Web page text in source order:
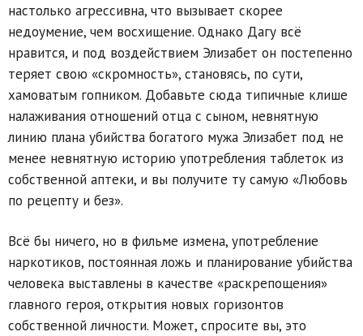
настолько агрессивна, что вызывает скорее
недоумение, чем восхищение. Однако Дагу всё
нравится, и под воздействием Элизабет он постепенно
теряет свою «скромность», становясь, по сути,
хамоватым гопником. Добавьте сюда типичные клише
налаживания отношений отца с сыном, невнятную
линию плана убийства богатого мужа Элизабет под не
менее невнятную историю употребления таблеток из
собственной аптеки, и вы получите ту самую «Любовь
по рецепту и без».
Всё бы ничего, но в фильме измена, употребление
наркотиков, постоянная ложь и планирование убийства
человека выставлены в качестве «раскрепощения»
главного героя, открытия новых горизонтов
собственной личности. Может, спросите вы, это